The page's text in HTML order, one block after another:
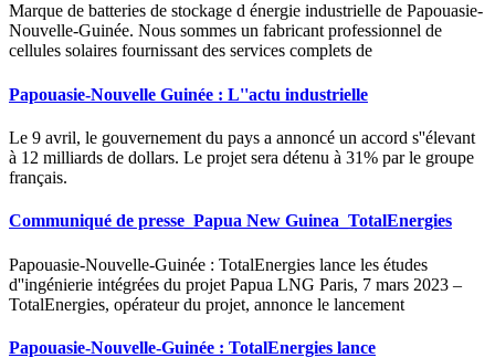
Marque de batteries de stockage d énergie industrielle de Papouasie-
Nouvelle-Guinée. Nous sommes un fabricant professionnel de
cellules solaires fournissant des services complets de
Papouasie-Nouvelle Guinée : L''actu industrielle
Le 9 avril, le gouvernement du pays a annoncé un accord s''élevant
à 12 milliards de dollars. Le projet sera détenu à 31% par le groupe
français.
Communiqué de presse_Papua New Guinea_TotalEnergies
Papouasie-Nouvelle-Guinée : TotalEnergies lance les études
d''ingénierie intégrées du projet Papua LNG Paris, 7 mars 2023 –
TotalEnergies, opérateur du projet, annonce le lancement
Papouasie-Nouvelle-Guinée : TotalEnergies lance